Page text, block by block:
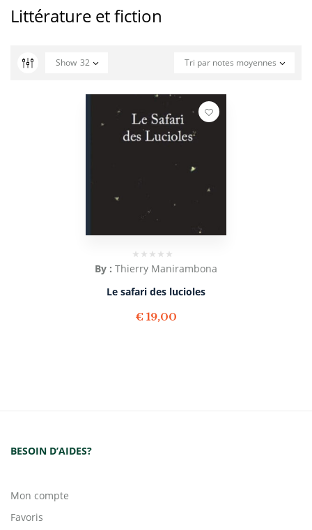
Littérature et fiction
Tri par notes moyennes
Show 32
By : Thierry Manirambona
Le safari des lucioles
€ 19,00
BESOIN D’AIDES?
Mon compte
Favoris